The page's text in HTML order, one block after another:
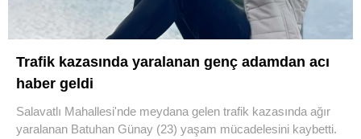
Trafik kazasında yaralanan genç adamdan acı
haber geldi
Salavatlı Mahallesi'nde meydana gelen trafik kazasında ağır
yaralanan Batuhan Günay (23) yaşam mücadelesini kaybetti.